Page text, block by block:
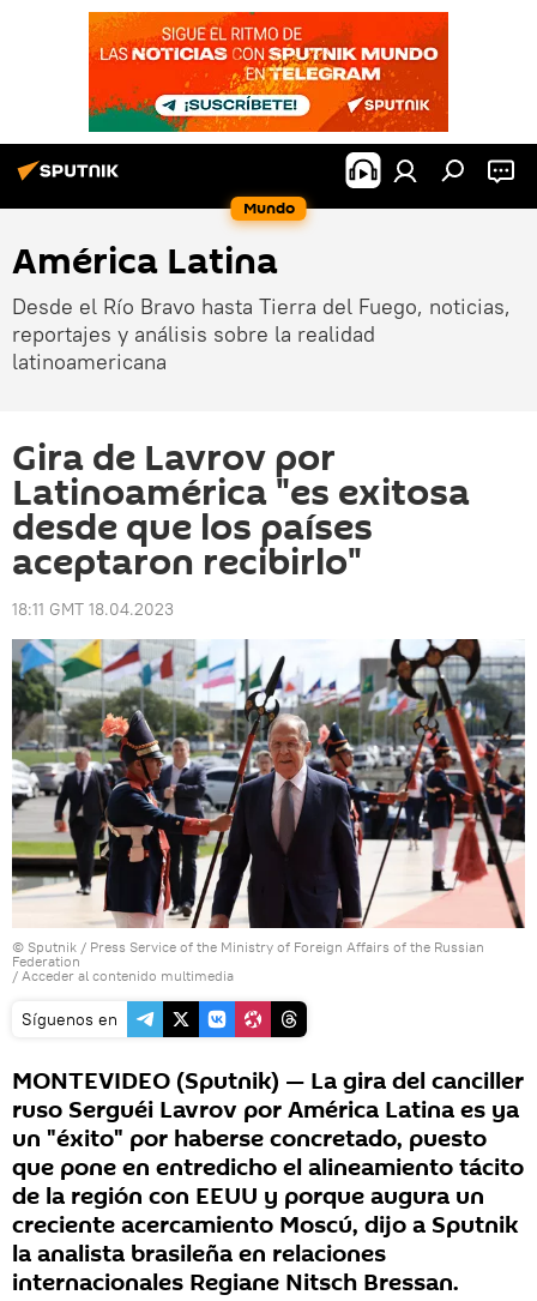
Mundo
América Latina
Desde el Río Bravo hasta Tierra del Fuego, noticias,
reportajes y análisis sobre la realidad
latinoamericana
Gira de Lavrov por
Latinoamérica "es exitosa
desde que los países
aceptaron recibirlo"
18:11 GMT 18.04.2023
© Sputnik / Press Service of the Ministry of Foreign Affairs of the Russian
Federation
/ Acceder al contenido multimedia
Síguenos en
MONTEVIDEO (Sputnik) — La gira del canciller
ruso Serguéi Lavrov por América Latina es ya
un "éxito" por haberse concretado, puesto
que pone en entredicho el alineamiento tácito
de la región con EEUU y porque augura un
creciente acercamiento Moscú, dijo a Sputnik
la analista brasileña en relaciones
internacionales Regiane Nitsch Bressan.